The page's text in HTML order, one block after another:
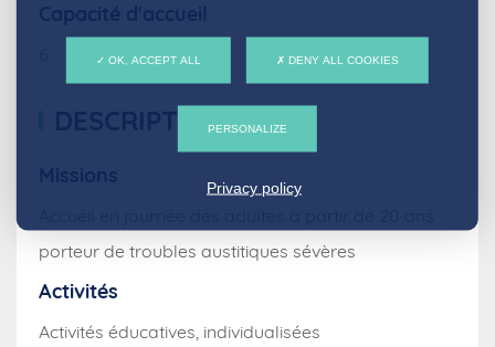
Capacité d'accueil
DESCRIPTIF
Missions
porteur de troubles austitiques sévères
Activités
Activités éducatives, individualisées
OK, ACCEPT ALL DENY ALL COOKIES
PERSONALIZE
Privacy policy